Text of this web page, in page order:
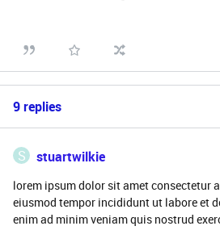
9 replies
S stuartwilkie
lorem ipsum dolor sit amet consectetur
eiusmod tempor incididunt ut labore et
enim ad minim veniam quis nostrud